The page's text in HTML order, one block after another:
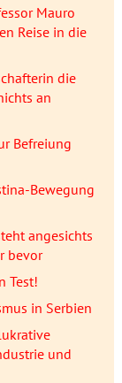
Mauro
Reise in die
die
an
Befreiung
Bewegung
angesichts
bevor
Test!
in Serbien
und